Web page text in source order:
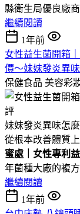
縣衛生局優良廠
繼續閱讀
1年前
女性益生菌開箱
價～妹妹發炎異
保健食品 美容彩
妹妹發炎異味怎
從根本改善體質
蜜處｜女性專利
年菌種大廠的複
繼續閱讀
1年前